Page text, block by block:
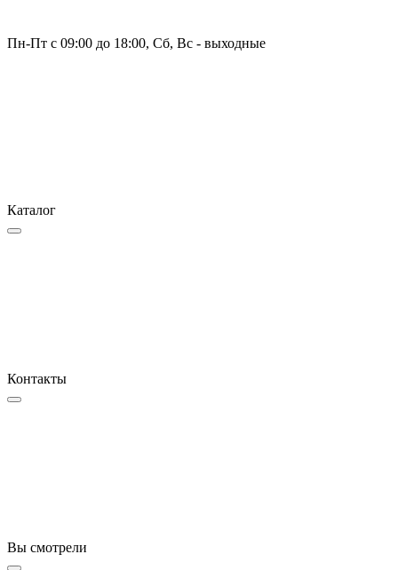
Пн-Пт с 09:00 до 18:00, Сб, Вс - выходные
Каталог
Контакты
Вы смотрели